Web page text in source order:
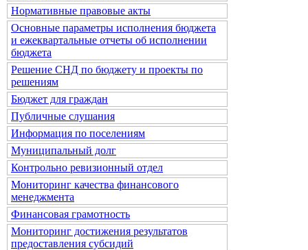
Нормативные правовые акты
Основные параметры исполнения бюджета
и ежеквартальные отчеты об исполнении
бюджета
Решение СНД по бюджету и проекты по
решениям
Бюджет для граждан
Публичные слушания
Информация по поселениям
Муниципальный долг
Контрольно ревизионный отдел
Мониторинг качества финансового
менеджмента
Финансовая грамотность
Мониторинг достижения результатов
предоставления субсидий